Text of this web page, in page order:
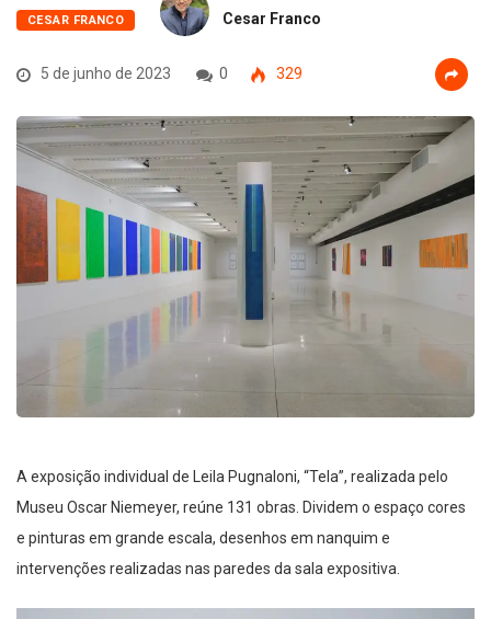
CESAR FRANCO Cesar Franco
5 de junho de 2023 0 329
A exposição individual de Leila Pugnaloni, “Tela”, realizada pelo
Museu Oscar Niemeyer, reúne 131 obras. Dividem o espaço cores
e pinturas em grande escala, desenhos em nanquim e
intervenções realizadas nas paredes da sala expositiva.